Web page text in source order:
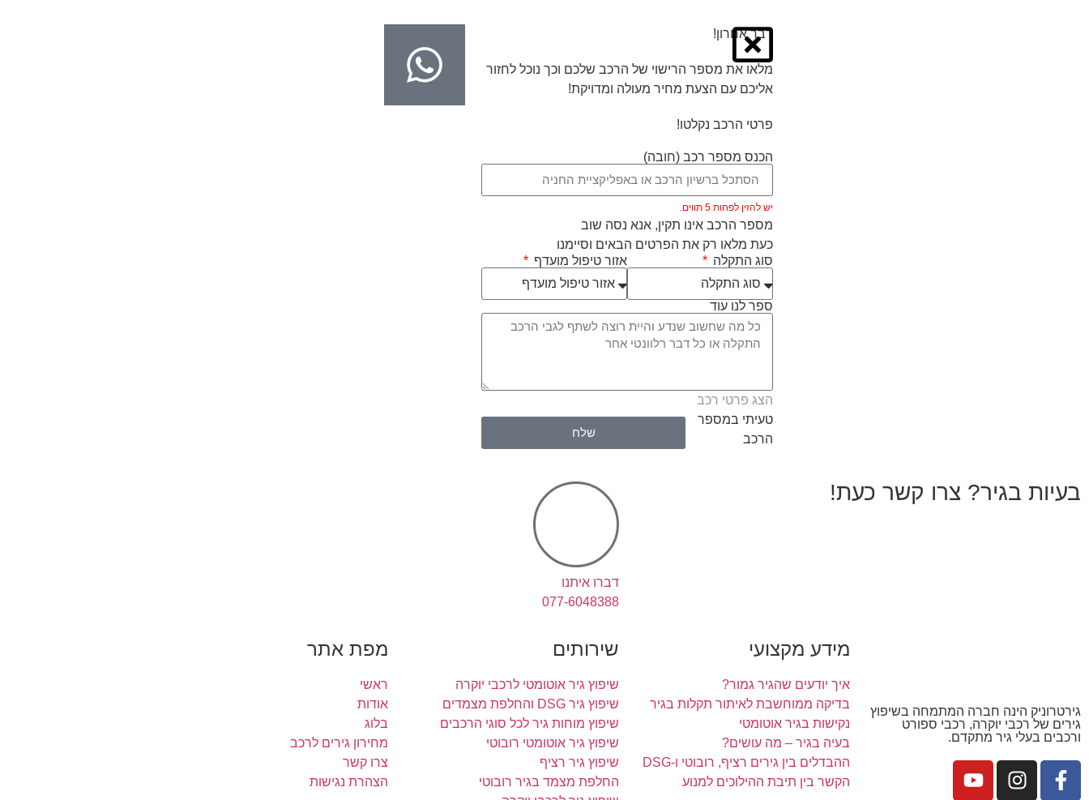
דבר אחרון!
מלאו את מספר הרישוי של הרכב שלכם וכך נוכל לחזור
אליכם עם הצעת מחיר מעולה ומדויקת!
פרטי הרכב נקלטו!
הכנס מספר רכב (חובה)
יש להזין לפחות 5 תווים.
מספר הרכב אינו תקין, אנא נסה שוב
כעת מלאו רק את הפרטים הבאים וסיימנו
סוג התקלה
אזור טיפול מועדף
ספר לנו עוד
הצג פרטי רכב
טעיתי במספר
הרכב
שלח
בעיות בגיר? צרו קשר כעת!
דברו איתנו
077-6048388
גירטרוניק הינה חברה המתמחה בשיפוץ
גירים של רכבי יוקרה, רכבי ספורט
ורכבים בעלי גיר מתקדם.
מידע מקצועי
איך יודעים שהגיר גמור?
בדיקה ממוחשבת לאיתור תקלות בגיר
נקישות בגיר אוטומטי
בעיה בגיר – מה עושים?
ההבדלים בין גירים רציף, רובוטי ו-DSG
הקשר בין תיבת ההילוכים למנוע
שירותים
שיפוץ גיר אוטומטי לרכבי יוקרה
שיפוץ גיר DSG והחלפת מצמדים
שיפוץ מוחות גיר לכל סוגי הרכבים
שיפוץ גיר אוטומטי רובוטי
שיפוץ גיר רציף
החלפת מצמד בגיר רובוטי
מפת אתר
ראשי
אודות
בלוג
מחירון גירים לרכב
צרו קשר
הצהרת נגישות